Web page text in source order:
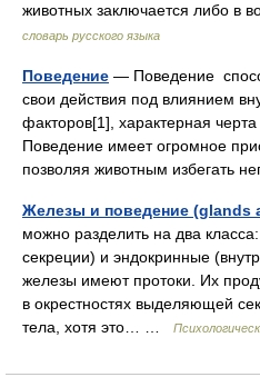
животных заключается либо в
словарь русского языка
Поведение — Поведение
свои действия под влиянием
факторов[1], характерная
Поведение имеет огромное
позволяя животным избегать
Железы и поведение (glands
можно разделить на два
секреции) и эндокринные
железы имеют протоки. Их
в окрестностях выделяющей
тела, хотя это… …